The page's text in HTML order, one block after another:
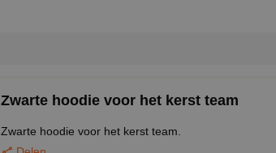
Zwarte hoodie voor het kerst team
Zwarte hoodie voor het kerst team.